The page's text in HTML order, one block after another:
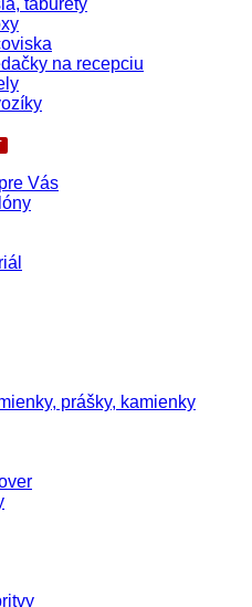
taburety
na recepciu
Vás
prášky, kamienky